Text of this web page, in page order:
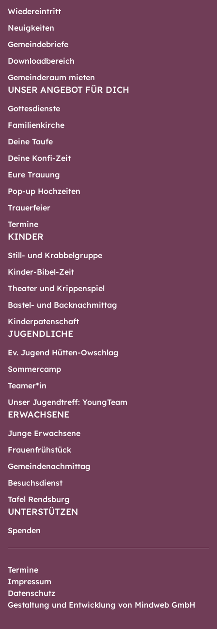
Wiedereintritt
Neuigkeiten
Gemeindebriefe
Downloadbereich
Gemeinderaum mieten
UNSER ANGEBOT FÜR DICH
Gottesdienste
Familienkirche
Deine Taufe
Deine Konfi-Zeit
Eure Trauung
Pop-up Hochzeiten
Trauerfeier
Termine
KINDER
Still- und Krabbelgruppe
Kinder-Bibel-Zeit
Theater und Krippenspiel
Bastel- und Backnachmittag
Kinderpatenschaft
JUGENDLICHE
Ev. Jugend Hütten-Owschlag
Sommercamp
Teamer*in
Unser Jugendtreff: YoungTeam
ERWACHSENE
Junge Erwachsene
Frauenfrühstück
Gemeindenachmittag
Besuchsdienst
Tafel Rendsburg
UNTERSTÜTZEN
Spenden
Termine
Impressum
Datenschutz
Gestaltung und Entwicklung von Mindweb GmbH